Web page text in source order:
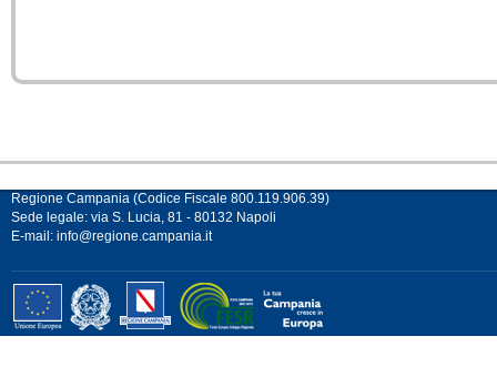
Regione Campania (Codice Fiscale 800.119.906.39)
Sede legale: via S. Lucia, 81 - 80132 Napoli
E-mail: info@regione.campania.it